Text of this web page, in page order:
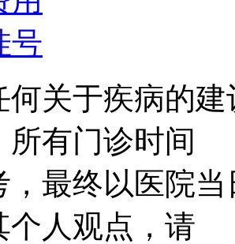
号
何关于疾病的
所有门诊时间
，最终以医院
个人观点，请